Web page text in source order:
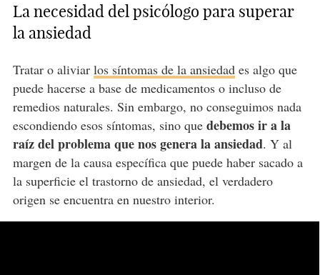
La necesidad del psicólogo para superar
la ansiedad
Tratar o aliviar los síntomas de la ansiedades algo que
puede hacerse a base de medicamentos o incluso de
remedios naturales. Sin embargo, no conseguimos nada
escondiendo esos síntomas, sino que debemos ir a la
raíz del problema que nos genera la ansiedad. Y al
margen de la causa específica que puede haber sacado a
la superficie el trastorno de ansiedad, el verdadero
origen se encuentra en nuestro interior.